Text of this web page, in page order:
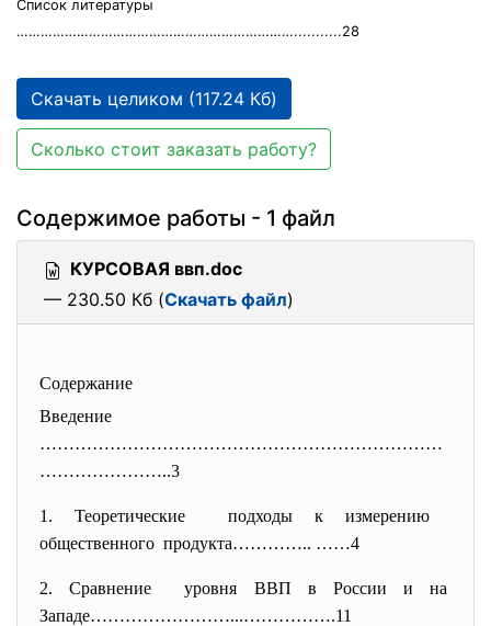
Список литературы
……………………………………………………………...........28
Скачать целиком (117.24 Кб)
Сколько стоит заказать работу?
Содержимое работы - 1 файл
КУРСОВАЯ ввп.doc
— 230.50 Кб (Скачать файл)
Содержание
Введение
……………………………………………………………
…………………..3
1. Теоретические подходы к измерению
общественного продукта………….. ……4
2. Сравнение уровня ВВП в России и на
Западе……………………...…………….11